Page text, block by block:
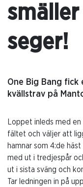
seger!
One Big Bang fick
kvällstrav på
Loppet inleds med
fältet och väljer att
hamnar som 4:de
med ut i tredjespår
ut i sista sväng och
Tar ledningen in på